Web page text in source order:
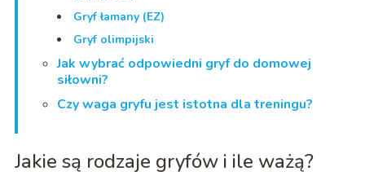
Gryf łamany (EZ)
Gryf olimpijski
Jak wybrać odpowiedni gryf do domowej
siłowni?
Czy waga gryfu jest istotna dla treningu?
Jakie są rodzaje gryfów i ile ważą?